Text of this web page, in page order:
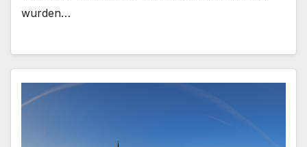
wurden…